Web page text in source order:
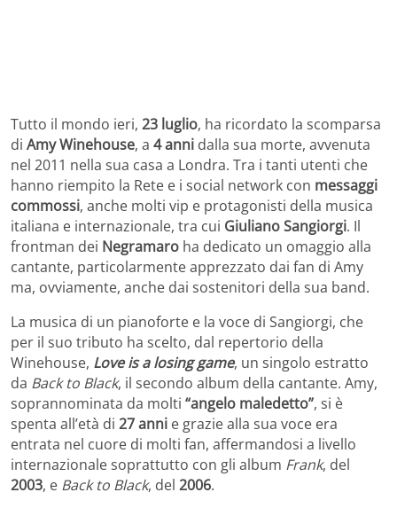
Tutto il mondo ieri, 23 luglio, ha ricordato la scomparsa
di Amy Winehouse, a 4 anni dalla sua morte, avvenuta
nel 2011 nella sua casa a Londra. Tra i tanti utenti che
hanno riempito la Rete e i social network con messaggi
commossi, anche molti vip e protagonisti della musica
italiana e internazionale, tra cui Giuliano Sangiorgi. Il
frontman dei Negramaro ha dedicato un omaggio alla
cantante, particolarmente apprezzato dai fan di Amy
ma, ovviamente, anche dai sostenitori della sua band.
La musica di un pianoforte e la voce di Sangiorgi, che
per il suo tributo ha scelto, dal repertorio della
Winehouse, Love is a losing game, un singolo estratto
da Back to Black, il secondo album della cantante. Amy,
soprannominata da molti “angelo maledetto”, si è
spenta all’età di 27 anni e grazie alla sua voce era
entrata nel cuore di molti fan, affermandosi a livello
internazionale soprattutto con gli album Frank, del
2003, e Back to Black, del 2006.